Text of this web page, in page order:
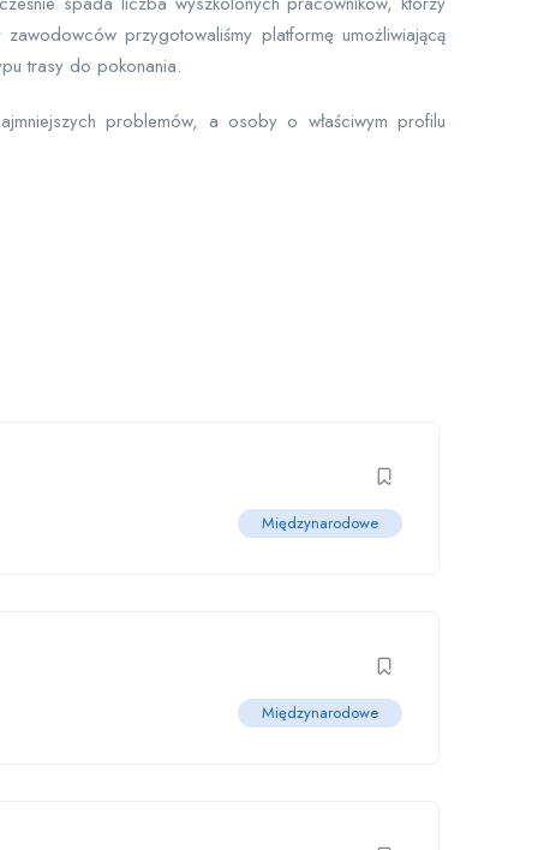
przygotowaliśmy platformę umożliwiającą
trasy do pokonania.
problemów, a osoby o właściwym profilu
Międzynarodowe
Międzynarodowe